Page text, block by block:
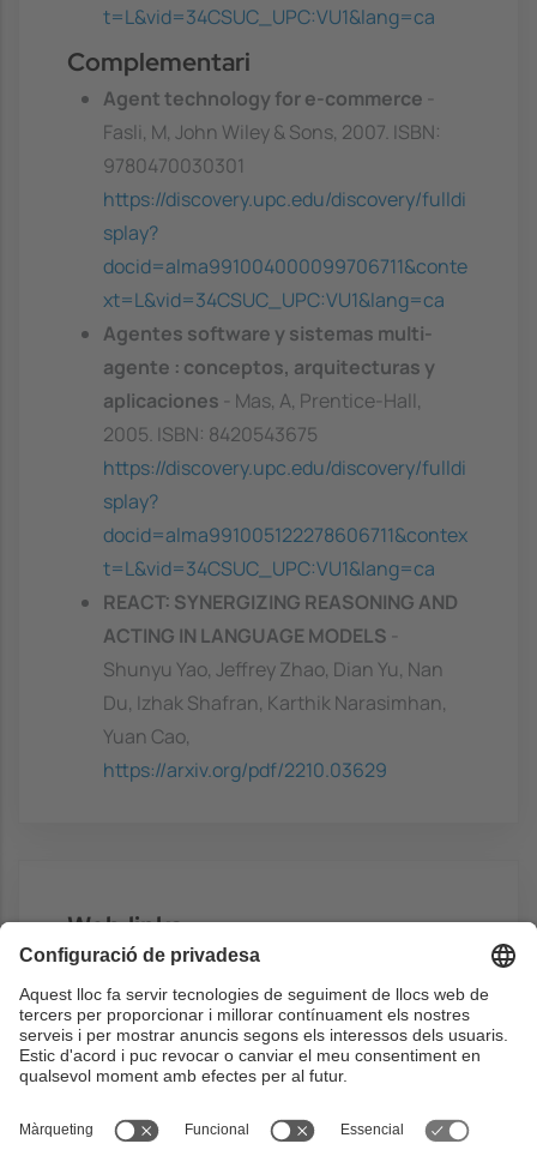
t=L&vid=34CSUC_UPC:VU1&lang=ca
Complementari
Agent technology for e-commerce
Fasli, M, John Wiley & Sons, 2007. ISBN:
9780470030301
https://discovery.upc.edu/discovery/fulldi
splay?
docid=alma991004000099706711&conte
xt=L&vid=34CSUC_UPC:VU1&lang=ca
Agentes software y sistemas multi-
agente : conceptos, arquitecturas y
aplicaciones
- Mas, A, Prentice-Hall,
2005. ISBN: 8420543675
https://discovery.upc.edu/discovery/fulldi
splay?
docid=alma991005122278606711&contex
t=L&vid=34CSUC_UPC:VU1&lang=ca
REACT: SYNERGIZING REASONING AND
ACTING IN LANGUAGE MODELS
Shunyu Yao, Jeffrey Zhao, Dian Yu, Nan
Du, Izhak Shafran, Karthik Narasimhan,
Yuan Cao,
https://arxiv.org/pdf/2210.03629
Web links
Moodle space of the course at URV.
https://campusvirtual.urv.cat